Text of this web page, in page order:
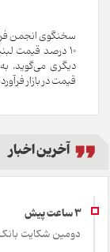
سخنگوی انجمن
۱۰ درصد قیمت
دیگری می‌گوید.
قیمت در بازار
آخرین اخبار
دومین شکایت بانک